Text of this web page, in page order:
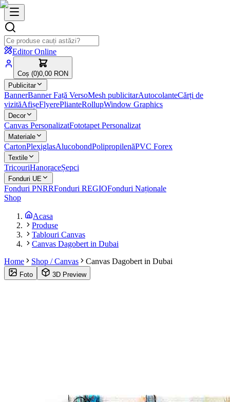
Editor Online
Coș (0)0,00 RON
Publicitar
BannerBanner Față VersoMesh publicitarAutocolanteCărți de
vizităAfișeFlyerePlianteRollupWindow Graphics
Decor
Canvas PersonalizatFototapet Personalizat
Materiale
CartonPlexiglasAlucobondPolipropilenăPVC Forex
Textile
TricouriHanoraceȘepci
Fonduri UE
Fonduri PNRRFonduri REGIOFonduri Naționale
Shop
Acasa
Produse
Tablouri Canvas
Canvas Dagobert in Dubai
Home
Shop / Canvas Canvas Dagobert in Dubai
Foto 3D Preview